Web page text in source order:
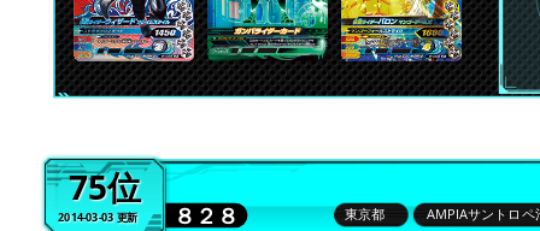
75位
2014-03-03 更新 ８２８ 東京都 AMPIAサントロペ